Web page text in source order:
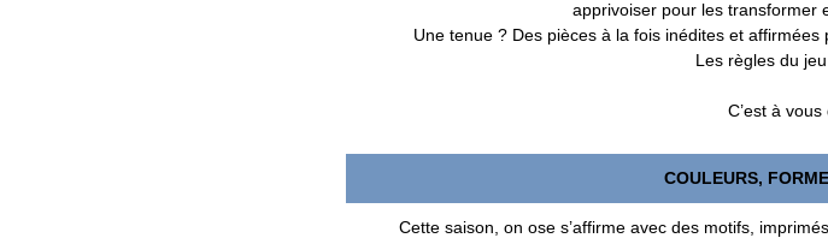
apprivoiser pour les transformer
Une tenue ? Des pièces à la fois inédites et
Les règles du
C’est à vous
COULEURS,
Cette saison, on ose s’affirme avec des motifs,